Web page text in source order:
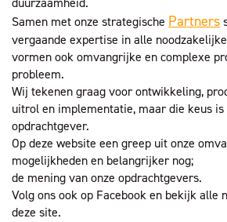
Samen met onze strategische Partners
vergaande expertise in alle
vormen ook omvangrijke en complexe
probleem.
Wij tekenen graag voor ontwikkeling,
uitrol en implementatie, maar die keus is
opdrachtgever.
Op deze website een greep uit onze
mogelijkheden en belangrijker nog;
de mening van onze opdrachtgevers.
Volg ons ook op Facebook en bekijk alle
deze site.